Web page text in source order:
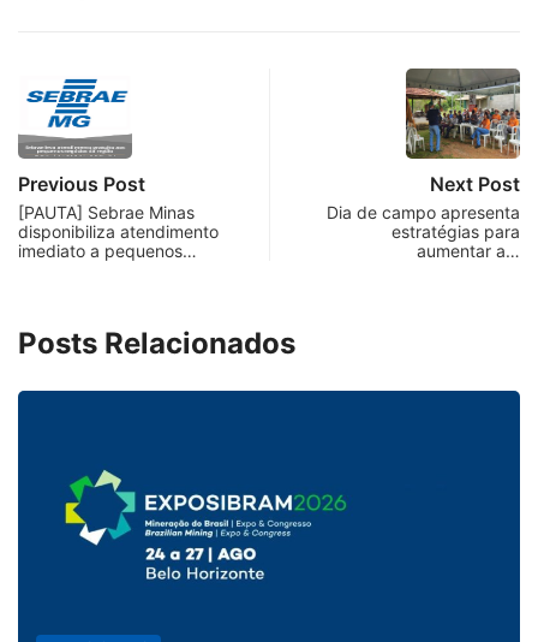
Previous Post
[PAUTA] Sebrae Minas
disponibiliza atendimento
imediato a pequenos…
Next Post
Dia de campo apresenta
estratégias para
aumentar a…
Posts Relacionados